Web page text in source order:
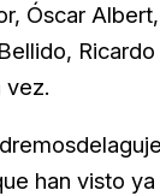
Óscar
vez.
han visto